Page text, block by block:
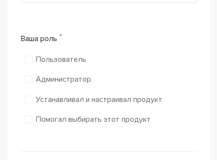
Ваша роль
Пользователь
Администратор
Устанавливал и настраивал продукт
Помогал выбирать этот продукт